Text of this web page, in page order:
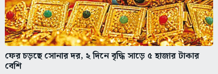
ফের চড়ছে সোনার দর, ২ দিনে বৃদ্ধি সাড়ে ৫ হাজার টাকার
বেশি